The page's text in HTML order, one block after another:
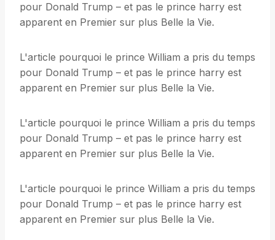
pour Donald Trump – et pas le prince harry est
apparent en Premier sur plus Belle la Vie.
L'article pourquoi le prince William a pris du temps
pour Donald Trump – et pas le prince harry est
apparent en Premier sur plus Belle la Vie.
L'article pourquoi le prince William a pris du temps
pour Donald Trump – et pas le prince harry est
apparent en Premier sur plus Belle la Vie.
L'article pourquoi le prince William a pris du temps
pour Donald Trump – et pas le prince harry est
apparent en Premier sur plus Belle la Vie.